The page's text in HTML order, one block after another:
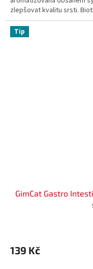
zlepšovat kvalitu srsti.
Tip
GimCat Gastro
produktu
je
139 Kč